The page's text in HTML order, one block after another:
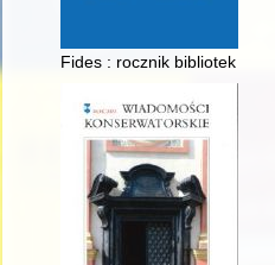
Fides : rocznik bibliotek